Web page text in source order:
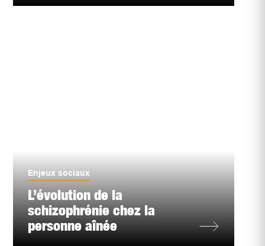
Enjeux sociaux
L’évolution de la
schizophrénie chez la
personne aînée